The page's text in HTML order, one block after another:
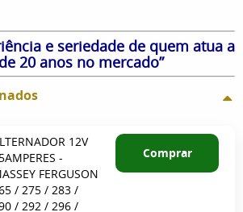
e seriedade de quem atua a
20 anos no mercado”
12V
-
FERGUSON
/ 275 / 283 /
/ 292 / 296 /
Comprar